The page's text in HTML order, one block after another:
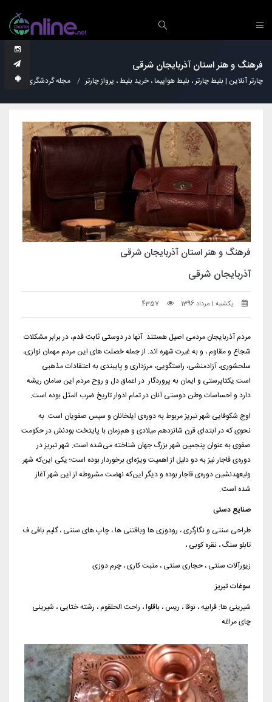
فرهنگ و هنر استان آذربایجان شرقی
چارتر آنلاین | بلیط چارتر ، بلیط هواپیما ، خرید بلیط ، پرواز چارتر مجله گردشگری
فرهنگ و هنر استان آذربایجان شرقی
آذربایجان شرقی
یکشنبه 1 مرداد 1396 4357
مردم آذربایجان مردمی اصیل هستند. آنها در دوستی ثابت قدم، در برابر مشکلات
شجاع و مقاوم ، و به غیرت شهره اند. از جمله خصلت های این مردم مهمان نوازی،
سلحشوری، آزادمنشی، راستگویی، مرزداری و پایبندی به اعتقادات مذهبی
است.یکتاپرستی و ایمان به پروردگار در اعماق دل و روح مردم این سامان ریشه
دارد و احساسات وطن دوستی آنان در تمام ادوار تاریخ ضرب المثل بوده است.
اوج شکوفایی شهر تبریز مربوط به دوره‌ی ایلخانان و سپس صفویان است. به
نحوی که در ابتدای قرن شانزدهم میلادی و هم‌زمان با پایتخت بودنش در حکومت
صفوی به عنوان پنجمین شهر بزرگ جهان شناخته می‌شده است. شهر تبریز در
دوره‌ی قاجار نیز به دو دلیل از اهمیت ویژه‌ای برخوردار بوده است؛ یکی این‌که شهر
ولیعهدنشین دوره‌ی قاجار بوده و دیگر این‌که نهضت مشروطه از این شهر آغاز
شده است.
صنایع دستی
طراحی سنتی و نگارگری ، رودوزی ها وبافتنی ها ، چاپ های سنتی ، گلیم بافی ف
تابلو سنگ ، نقره کوبی ،
زیورآلات سنتی ، حجاری سنتی ، منبت کاری ، چرم دوزی
سوغات تبریز
شیرینی ها: قرابیه ، نوقا ، ریس ، باقلوا ، راحت الحلقوم ، رشته ختایی ، شیرینی
چای مراغه